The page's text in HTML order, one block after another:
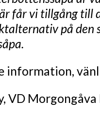
får vi tillgång till
på den
information,
VD